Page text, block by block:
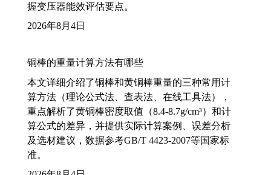
握变压器能效评估要点。
2026年8月4日
铜棒的重量计算方法有哪些
本文详细介绍了铜棒和黄铜棒重量的三种常用计
算方法（理论公式法、查表法、在线工具法），
重点解析了黄铜棒密度取值（8.4-8.7g/cm³）和计
算公式的差异，并提供实际计算案例、误差分析
及选材建议，数据参考GB/T 4423-2007等国家标
准。